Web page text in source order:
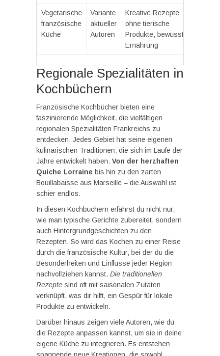
Vegetarische
französische
Küche
Variante
aktueller
Autoren
Kreative Rezepte
ohne tierische
Produkte, bewusste
Ernährung
Regionale Spezialitäten in
Kochbüchern
Französische Kochbücher bieten eine
faszinierende Möglichkeit, die vielfältigen
regionalen Spezialitäten Frankreichs zu
entdecken. Jedes Gebiet hat seine eigenen
kulinarischen Traditionen, die sich im Laufe der
Jahre entwickelt haben. Von der herzhaften
Quiche Lorraine bis hin zu den zarten
Bouillabaisse aus Marseille – die Auswahl ist
schier endlos.
In diesen Kochbüchern erfährst du nicht nur,
wie man typische Gerichte zubereitet, sondern
auch Hintergrundgeschichten zu den
Rezepten. So wird das Kochen zu einer Reise
durch die französische Kultur, bei der du die
Besonderheiten und Einflüsse jeder Region
nachvollziehen kannst. Die traditionellen
Rezepte sind oft mit saisonalen Zutaten
verknüpft, was dir hilft, ein Gespür für lokale
Produkte zu entwickeln.
Darüber hinaus zeigen viele Autoren, wie du
die Rezepte anpassen kannst, um sie in deine
eigene Küche zu integrieren. Es entstehen
spannende neue Kreationen, die sowohl